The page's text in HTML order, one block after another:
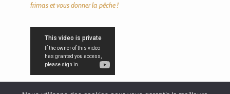
frimas et vous donner la pêche !